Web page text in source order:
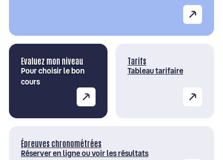
Evaluez mon niveau
Pour choisir le bon
cours
Tarifs
Tableau tarifaire
Épreuves chronométrées
Réserver en ligne ou voir les résultats